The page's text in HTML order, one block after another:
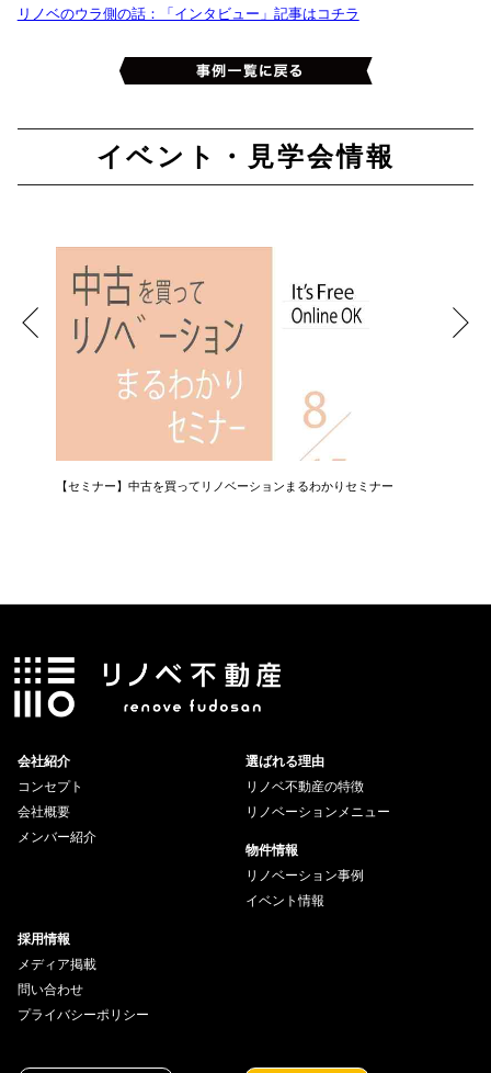
リノベのウラ側の話：「インタビュー」記事はコチラ
イベント・見学会情報
【セミナー】中古を買ってリノベーションまるわかりセミナー
会社紹介
コンセプト
会社概要
メンバー紹介
選ばれる理由
リノベ不動産の特徴
リノベーションメニュー
物件情報
リノベーション事例
イベント情報
採用情報
メディア掲載
問い合わせ
プライバシーポリシー